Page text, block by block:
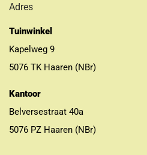
Adres
Tuinwinkel
Kapelweg 9
5076 TK Haaren (NBr)
Kantoor
Belversestraat 40a
5076 PZ Haaren (NBr)